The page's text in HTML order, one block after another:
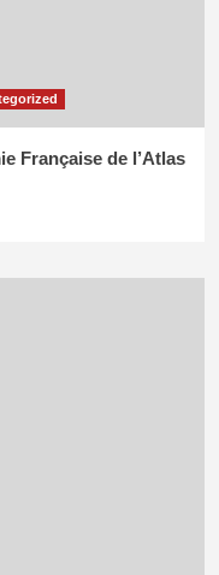
Française de l’Atlas